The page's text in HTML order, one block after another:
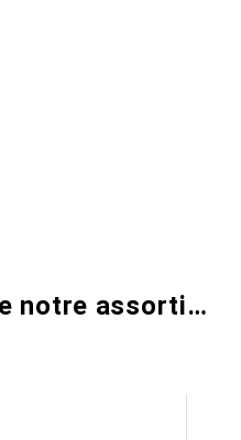
Plus de produits de notre assortiment